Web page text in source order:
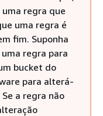
uma regra que
uma regra é
fim. Suponha
regra para
bucket do
para alterá-
a regra não